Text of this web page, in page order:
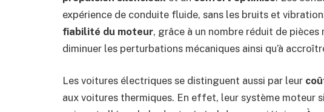
expérience de conduite fluide, sans les bruits et
fiabilité du moteur, grâce à un nombre réduit de
diminuer les perturbations mécaniques ainsi qu’à
Les voitures électriques se distinguent aussi par leur
aux voitures thermiques. En effet, leur système moteur